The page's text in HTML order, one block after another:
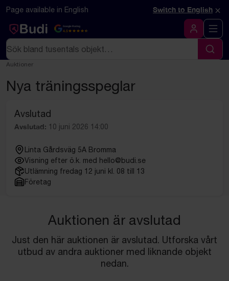
Hoppa till innehåll
Textbaserad (markdown) version av denna sida
Page available in English Switch to English ×
Google Rating
4.5
Logga in
Sök
Sök
Auktioner
Nya träningsspeglar
Avslutad
Avslutad: 10 juni 2026 14:00
Linta Gårdsväg 5A Bromma
Visning efter ö.k. med hello@budi.se
Utlämning fredag 12 juni kl. 08 till 13
Företag
Auktionen är avslutad
Just den här auktionen är avslutad. Utforska vårt
utbud av andra auktioner med liknande objekt
nedan.